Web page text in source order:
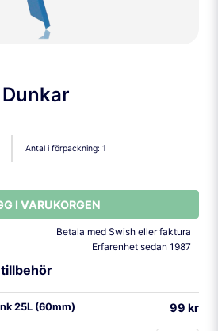
Antal i förpackning: 1
I VARUKORGEN
Betala med Swish eller faktura
Erfarenhet sedan 1987
25L (60mm) 99 kr